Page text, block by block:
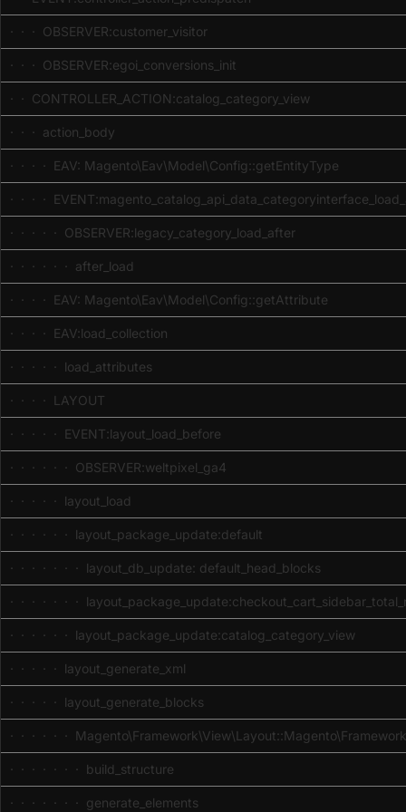
· · · OBSERVER:customer_visitor
· · · OBSERVER:egoi_conversions_init
· · CONTROLLER_ACTION:catalog_category_view
· · · action_body
· · · · EAV: Magento\Eav\Model\Config::getEntityType
· · · ·
· · · · · OBSERVER:legacy_category_load_after
· · · · · · after_load
· · · · EAV: Magento\Eav\Model\Config::getAttribute
· · · · EAV:load_collection
· · · · · load_attributes
· · · · LAYOUT
· · · · · EVENT:layout_load_before
· · · · · · OBSERVER:weltpixel_ga4
· · · · · layout_load
· · · · · · layout_package_update:default
· · · · · · · layout_db_update: default_head_blocks
· · · · · · ·
· · · · · · layout_package_update:catalog_category_view
· · · · · layout_generate_xml
· · · · · layout_generate_blocks
· · · · · ·
· · · · · · · build_structure
· · · · · · · generate_elements